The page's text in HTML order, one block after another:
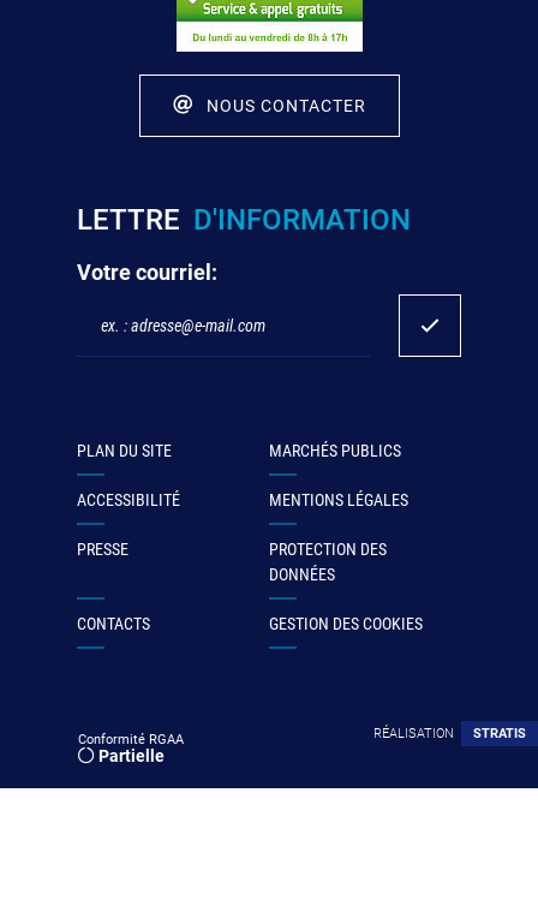
NOUS CONTACTER
LETTRE D'INFORMATION
Votre courriel:
PLAN DU SITE MARCHÉS PUBLICS
ACCESSIBILITÉ MENTIONS LÉGALES
PRESSE
PROTECTION DES
DONNÉES
CONTACTS GESTION DES COOKIES
Conformité RGAA
Partielle
RÉALISATION STRATIS